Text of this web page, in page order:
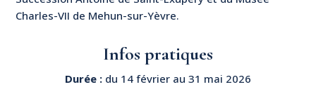
Charles-VII de Mehun-sur-Yèvre.
Infos pratiques
Durée : du 14 février au 31 mai 2026